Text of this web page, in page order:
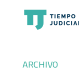
ARCHIVO